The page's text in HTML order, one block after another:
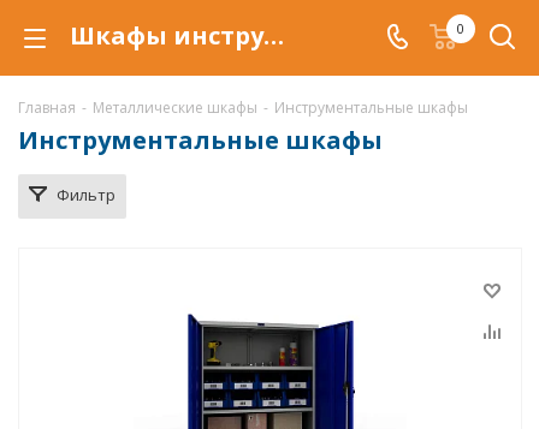
Шкафы инструментальные металлические купить по низкой цене в Самаре, цена на шкафы для хранения инструментов 0
Главная - Металлические шкафы - Инструментальные шкафы
Инструментальные шкафы
Фильтр